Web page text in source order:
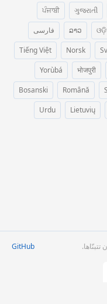
ગુજરાતી
ਪੰਜਾਬੀ
ລາວ
فارسی
Norsk
Tiếng Việt
भोजपुरी
Yorùbá
Română
Bosanski
Lietuvių
Urdu
GitHub